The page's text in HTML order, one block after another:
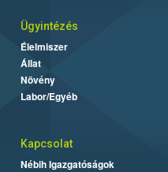
Ügyintézés
Élelmiszer
Állat
Növény
Labor/Egyéb
Kapcsolat
Nébih Igazgatóságok